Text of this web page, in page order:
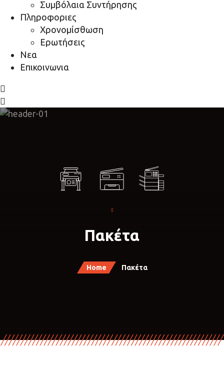
Συμβόλαια Συντήρησης
Πληροφοριες
Χρονομίσθωση
Ερωτήσεις
Νεα
Επικοινωνια
Πακέτα
Home Πακέτα